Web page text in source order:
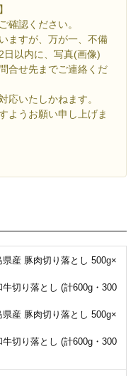
確認ください。
ますが、万が一、不備
日以内に、写真(画像)
合せ先までご連絡くだ
応いたしかねます。
ようお願い申し上げま
県産 豚肉切り落とし 500g×
切り落とし (計600g・300
産 豚肉切り落とし 500g×
切り落とし (計600g・300